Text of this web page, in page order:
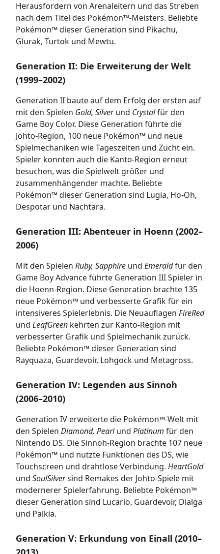
Herausfordern von Arenaleitern und das Streben
nach dem Titel des Pokémon™-Meisters. Beliebte
Pokémon™ dieser Generation sind Pikachu,
Glurak, Turtok und Mewtu.
Generation II: Die Erweiterung der Welt
(1999–2002)
Generation II baute auf dem Erfolg der ersten auf
mit den Spielen Gold, Silverund Crystalfür den
Game Boy Color. Diese Generation führte die
Johto-Region, 100 neue Pokémon™ und neue
Spielmechaniken wie Tageszeiten und Zucht ein.
Spieler konnten auch die Kanto-Region erneut
besuchen, was die Spielwelt größer und
zusammenhängender machte. Beliebte
Pokémon™ dieser Generation sind Lugia, Ho-Oh,
Despotar und Nachtara.
Generation III: Abenteuer in Hoenn (2002–
2006)
Mit den Spielen Ruby, Sapphire und Emeraldfür den
Game Boy Advance führte Generation III Spieler in
die Hoenn-Region. Diese Generation brachte 135
neue Pokémon™ und verbesserte Grafik für ein
intensiveres Spielerlebnis. Die Neuauflagen FireRed
und LeafGreen kehrten zur Kanto-Region mit
verbesserter Grafik und Spielmechanik zurück.
Beliebte Pokémon™ dieser Generation sind
Rayquaza, Guardevoir, Lohgock und Metagross.
Generation IV: Legenden aus Sinnoh
(2006–2010)
Generation IV erweiterte die Pokémon™-Welt mit
den Spielen Diamond, Pearlund Platinum für den
Nintendo DS. Die Sinnoh-Region brachte 107 neue
Pokémon™ und nutzte Funktionen des DS, wie
Touchscreen und drahtlose Verbindung. HeartGold
und SoulSilversind Remakes der Johto-Spiele mit
modernerer Spielerfahrung. Beliebte Pokémon™
dieser Generation sind Lucario, Guardevoir, Dialga
und Palkia.
Generation V: Erkundung von Einall (2010–